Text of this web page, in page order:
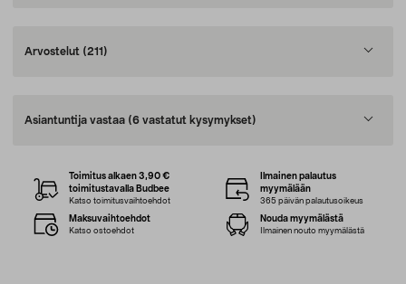
Arvostelut (211)
Asiantuntija vastaa (6 vastatut kysymykset)
Toimitus alkaen 3,90 €
toimitustavalla Budbee
Katso toimitusvaihtoehdot
Ilmainen palautus
myymälään
365 päivän palautusoikeus
Maksuvaihtoehdot
Katso ostoehdot
Nouda myymälästä
Ilmainen nouto myymälästä